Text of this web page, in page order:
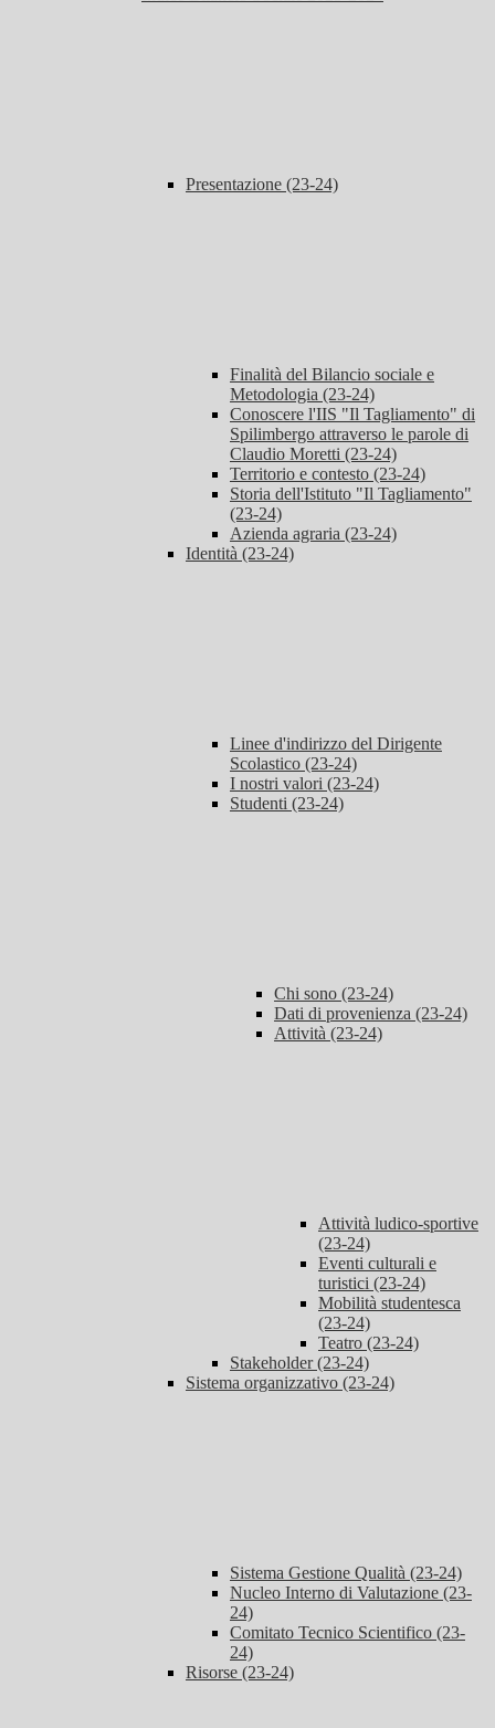
Presentazione (23-24)
Finalità del Bilancio sociale e
Metodologia (23-24)
Conoscere l'IIS "Il Tagliamento" di
Spilimbergo attraverso le parole di
Claudio Moretti (23-24)
Territorio e contesto (23-24)
Storia dell'Istituto "Il Tagliamento"
(23-24)
Azienda agraria (23-24)
Identità (23-24)
Linee d'indirizzo del Dirigente
Scolastico (23-24)
I nostri valori (23-24)
Studenti (23-24)
Chi sono (23-24)
Dati di provenienza (23-24)
Attività (23-24)
Attività ludico-sportive
(23-24)
Eventi culturali e
turistici (23-24)
Mobilità studentesca
(23-24)
Teatro (23-24)
Stakeholder (23-24)
Sistema organizzativo (23-24)
Sistema Gestione Qualità (23-24)
Nucleo Interno di Valutazione (23-
24)
Comitato Tecnico Scientifico (23-
24)
Risorse (23-24)